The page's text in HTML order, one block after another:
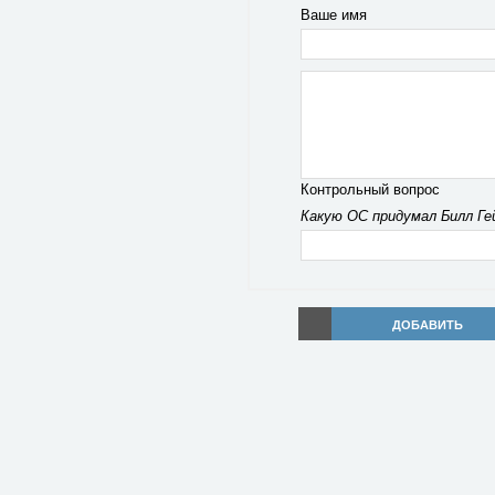
Ваше имя
Контрольный вопрос
Какую ОС придумал Билл
ДОБАВИТЬ